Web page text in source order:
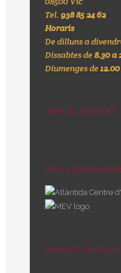
Tel. 938 85 24 62
Horaris
De dilluns a
Dissabtes de8.30 a
Diumenges de12.00
AMB EL SUPORT
XARXES SOCIALS